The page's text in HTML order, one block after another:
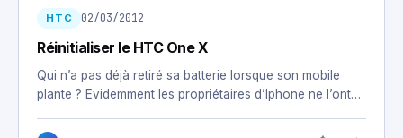
HTC 02/03/2012
Réinitialiser le HTC One X
Qui n’a pas déjà retiré sa batterie lorsque son mobile
plante ? Evidemment les propriétaires d’Iphone ne l’ont…